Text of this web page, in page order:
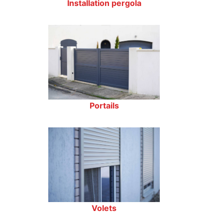
Installation pergola
Portails
Volets